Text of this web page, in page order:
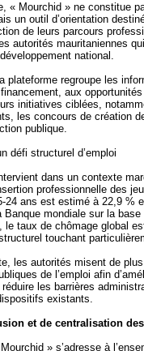
« Mourchid » ne constitue
un outil d’orientation
de leurs parcours
autorités mauritaniennes
national.
plateforme regroupe les
aux
initiatives ciblées,
les concours de création
publique.
défi structurel d’emploi
dans un contexte
professionnelle des
24 ans est estimé à 22,9 %
Banque mondiale sur la
le taux de chômage global
touchant
les autorités misent de
de l’emploi afin
réduire les barrières
existants.
et de centralisation
» s’adresse à